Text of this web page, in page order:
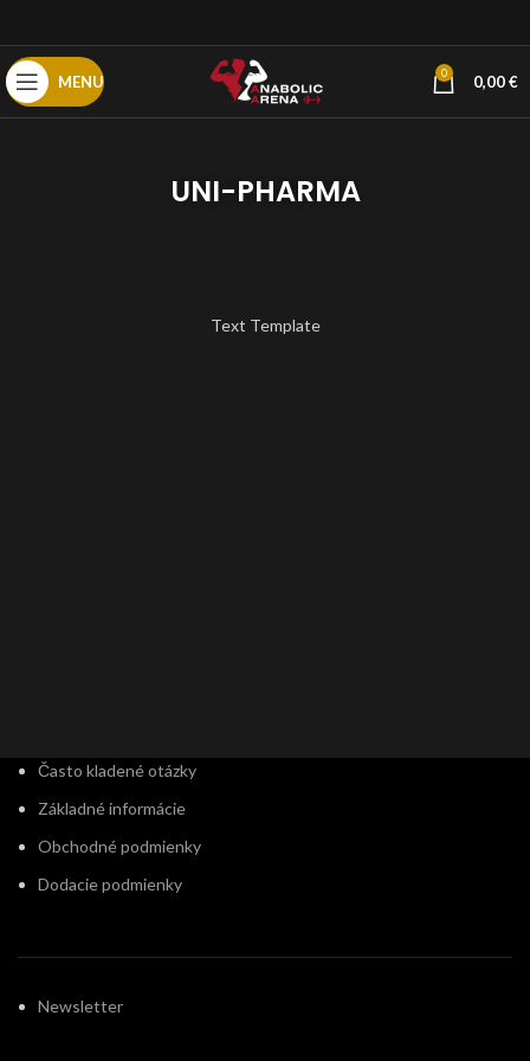
MENU 0 0,00€
UNI-PHARMA
Text Template
Často kladené otázky
Základné informácie
Obchodné podmienky
Dodacie podmienky
Newsletter